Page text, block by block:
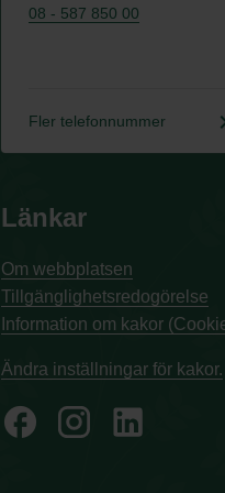
08 - 587 850 00
Fler telefonnummer
Länkar
Om webbplatsen
Tillgänglighetsredogörelse
Information om kakor
Ändra inställningar för kakor.
facebook